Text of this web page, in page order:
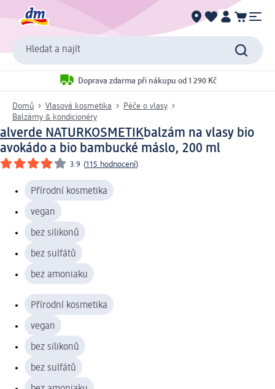
Hledat a najít
Doprava zdarma při nákupu od 1 290 Kč
Domů Vlasová kosmetika
Péče o vlasy
Balzámy & kondicionéry
alverde NATURKOSMETIKbalzám na vlasy bio
avokádo a bio bambucké máslo, 200 ml
3.9 (115 hodnocení)
Přírodní kosmetika
vegan
bez silikonů
bez sulfátů
bez amoniaku
Přírodní kosmetika
vegan
bez silikonů
bez sulfátů